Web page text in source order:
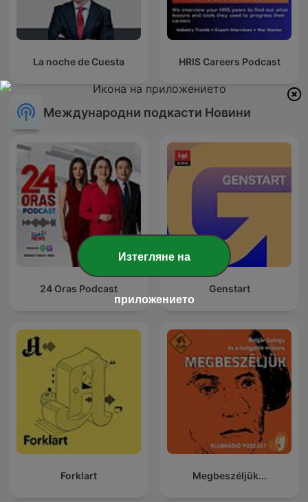
La noche de Cuesta HRIS Careers Podcast
Международни подкасти Новини
24 Oras Podcast Genstart
Forklart Megbeszéljük...
Изтегляне на
приложението